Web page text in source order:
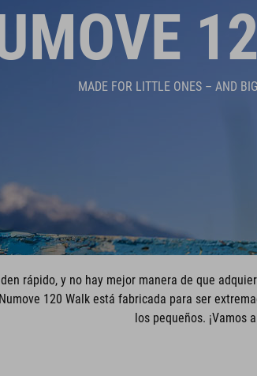
MADE FOR LITTLE ONES – AND
rápido, y no hay mejor manera de que
120 Walk está fabricada para ser
los pequeños. ¡Vamos